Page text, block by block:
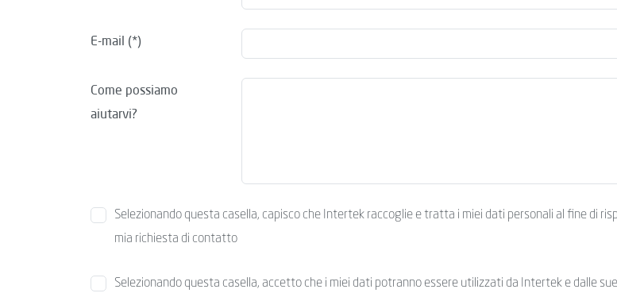
E-mail
Come possiamo
aiutarvi?
Selezionando questa casella, capisco che Intertek raccoglie e tratta i miei dati personali al fine di
mia richiesta di contatto
Selezionando questa casella, accetto che i miei dati potranno essere utilizzati da Intertek e dalle sue